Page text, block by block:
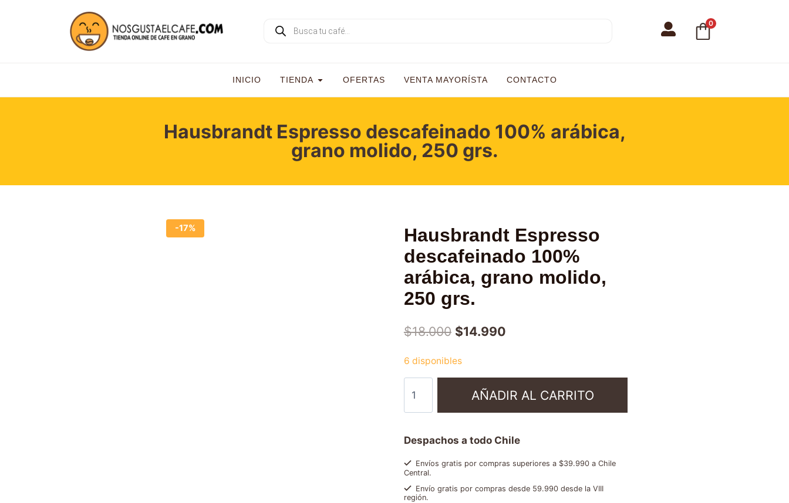
0
INICIO TIENDA OFERTAS VENTA MAYORÍSTA CONTACTO
Hausbrandt Espresso descafeinado 100% arábica,
grano molido, 250 grs.
-17%
Hausbrandt Espresso
descafeinado 100%
arábica, grano molido,
250 grs.
$18.000 $14.990
6 disponibles
AÑADIR AL CARRITO
Despachos a todo Chile
Envíos gratis por compras superiores a $39.990 a Chile
Central.
Envío gratis por compras desde 59.990 desde la VIII
región.